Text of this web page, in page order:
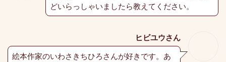
どいらっしゃいましたら教えてください。
ヒビユウさん
絵本作家のいわさきちひろさんが好きです。あ